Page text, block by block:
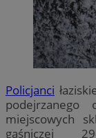
Policjanci
miejscowych
gaśniczej